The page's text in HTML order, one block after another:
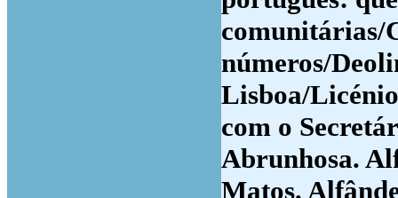
comunitárias/
números/
Lisboa/
com o
Abrunhosa.
Matos.